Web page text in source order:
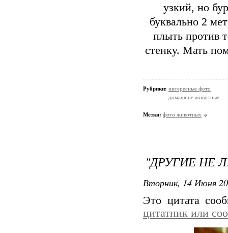
узкий, но
буквально 2
плыть против
стенку. Мать
Рубрики: интересные фото
домашние животные
Метки: фото животных
"ДРУГИЕ НЕ
Вторник, 14 Июня
Это цитата
цитатник или